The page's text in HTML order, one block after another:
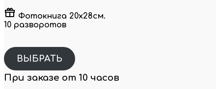
Фотокнига 20х28см.
10 разворотов
ВЫБРАТЬ
При заказе от 10 часов